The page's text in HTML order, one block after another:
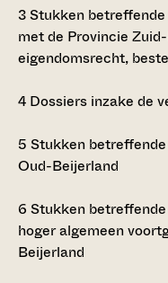
3Stukken
met de Provincie
eigendomsrecht,
4 Dossiers inzake de
5 Stukken
Oud-Beijerland
6 Stukken
hoger algemeen
Beijerland